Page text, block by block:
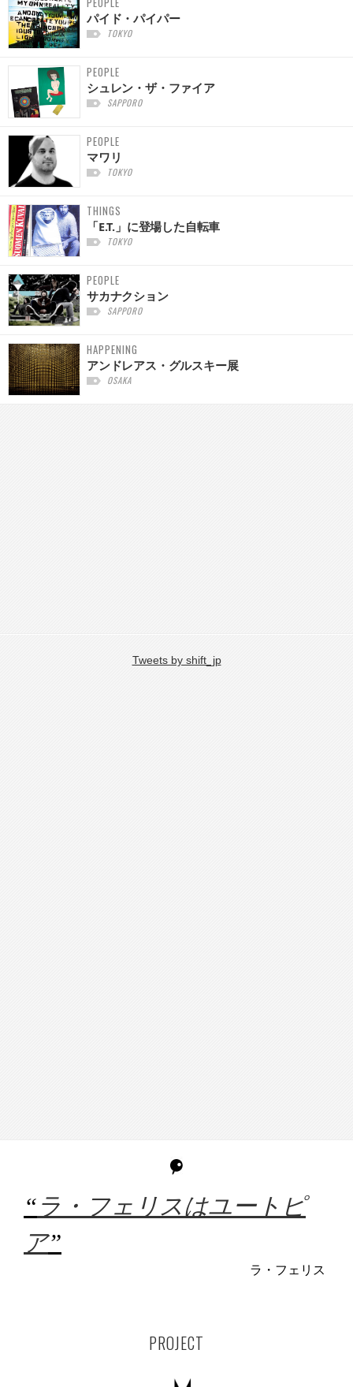
パイド・パイパー
TOKYO
PEOPLE
シュレン・ザ・ファイア
SAPPORO
PEOPLE
マワリ
TOKYO
THINGS
「E.T.」に登場した自転車
TOKYO
PEOPLE
サカナクション
SAPPORO
HAPPENING
アンドレアス・グルスキー展
OSAKA
Tweets by shift_jp
“ ラ・フェリスはユートピ
ア”
ラ・フェリス
PROJECT